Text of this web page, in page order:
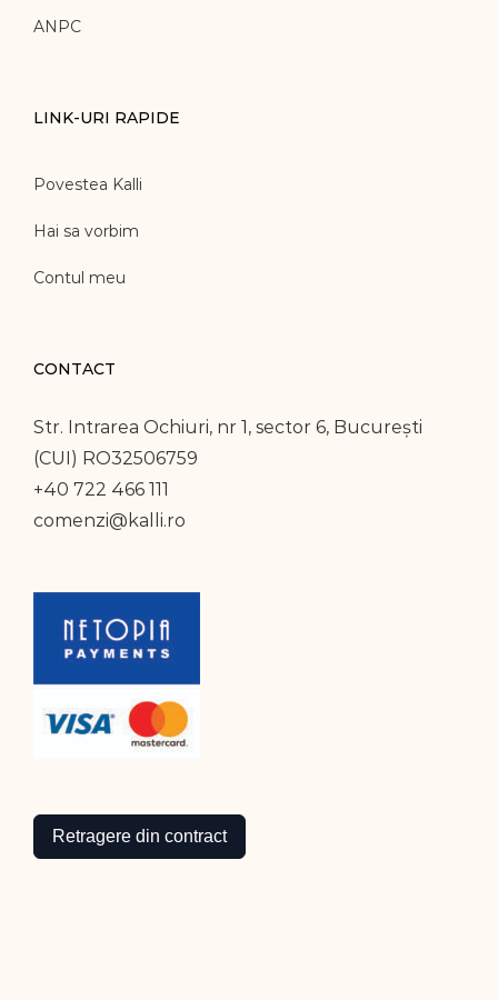
ANPC
LINK-URI RAPIDE
Povestea Kalli
Hai sa vorbim
Contul meu
CONTACT
Str. Intrarea Ochiuri, nr 1, sector 6, București
(CUI) RO32506759
+40 722 466 111
comenzi@kalli.ro
Retragere din contract